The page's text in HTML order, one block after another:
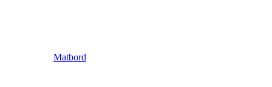
Matbord